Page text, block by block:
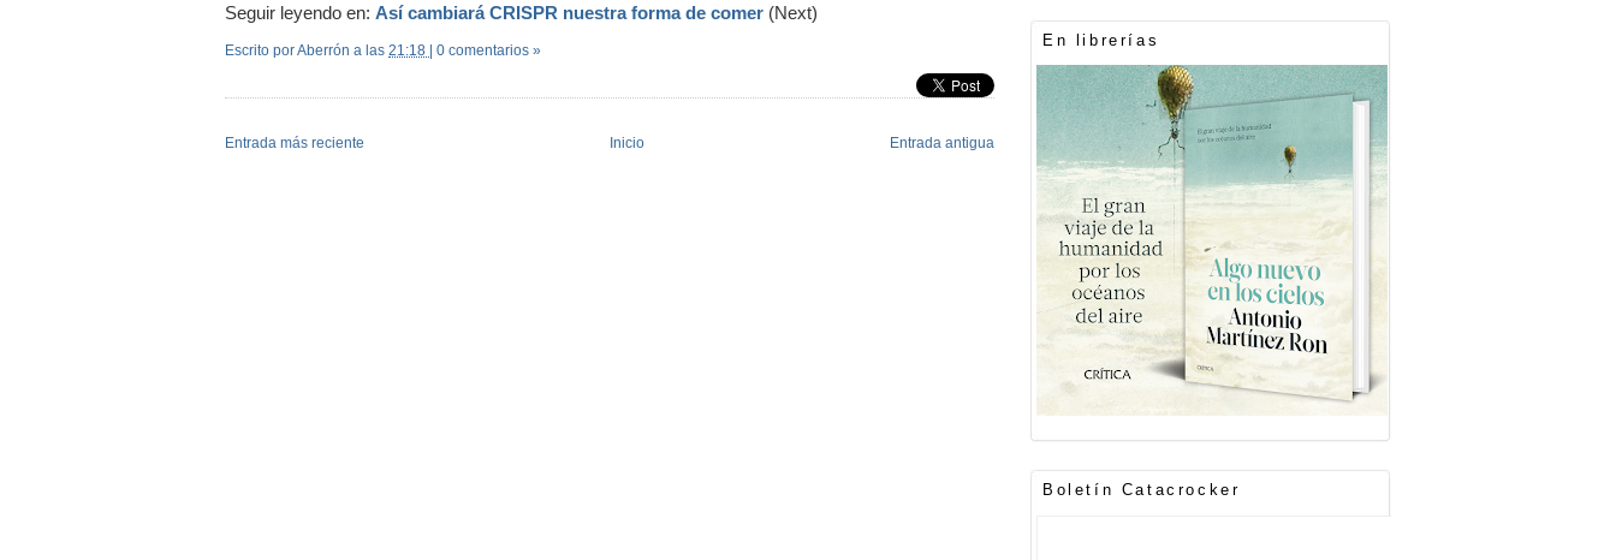
Seguir leyendo en: Así cambiará CRISPR nuestra forma de comer (Next)
Escrito por Aberrón a las 21:18 | 0 comentarios »
Entrada más reciente Entrada antigua
Inicio
En librerías
Boletín Catacrocker